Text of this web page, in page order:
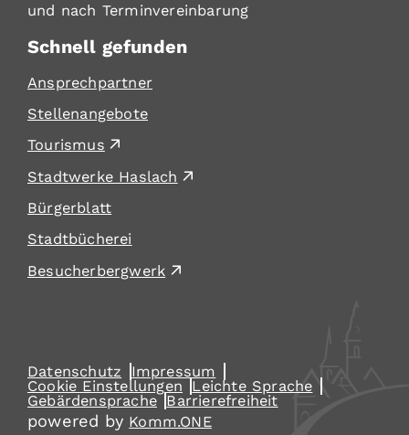
und nach Terminvereinbarung
Schnell gefunden
Ansprechpartner
Stellenangebote
Tourismus
Stadtwerke Haslach
Bürgerblatt
Stadtbücherei
Besucherbergwerk
Datenschutz
Impressum
Cookie Einstellungen
Leichte Sprache
Gebärdensprache Barrierefreiheit
powered by Komm.ONE